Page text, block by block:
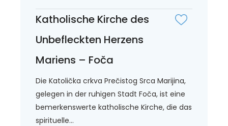
Katholische Kirche des
Unbefleckten Herzens
Mariens – Foča
Die Katolička crkva Prečistog Srca Marijina,
gelegen in der ruhigen Stadt Foča, ist eine
bemerkenswerte katholische Kirche, die das
spirituelle...